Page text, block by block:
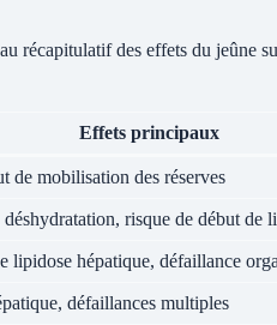
récapitulatif des effets du jeûne
Effets principaux
de mobilisation des réserves
déshydratation, risque de début de
lipidose hépatique, défaillance
défaillances multiples